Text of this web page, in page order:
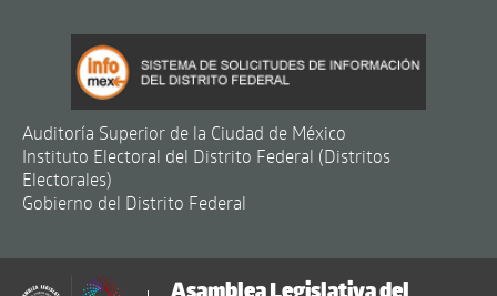
Auditoría Superior de la Ciudad de México
Instituto Electoral del Distrito Federal (Distritos
Electorales)
Gobierno del Distrito Federal